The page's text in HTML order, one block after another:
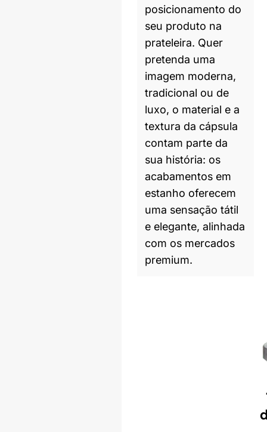
posicionamento do
seu produto na
prateleira. Quer
pretenda uma
imagem moderna,
tradicional ou de
luxo, o material e a
textura da cápsula
contam parte da
sua história: os
acabamentos em
estanho oferecem
uma sensação tátil
e elegante, alinhada
com os mercados
premium.